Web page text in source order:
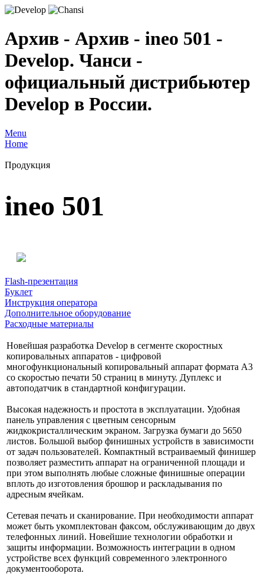
Архив - Архив - ineo 501 -
Develop. Чанси -
официальный дистрибьютер
Develop в России.
Menu
Home
Продукция
ineo 501
Flash-презентация
Буклет
Инструкция оператора
Дополнительное оборудование
Расходные материалы
Новейшая разработка Develop в сегменте скоростных
копировальных аппаратов - цифровой
многофункциональный копировальный аппарат формата A3
со скоростью печати 50 страниц в минуту. Дуплекс и
автоподатчик в стандартной конфигурации.
Высокая надежность и простота в эксплуатации. Удобная
панель управления с цветным сенсорным
жидкокристаллическим экраном. Загрузка бумаги до 5650
листов. Большой выбор финишных устройств в зависимости
от задач пользователей. Компактный встраиваемый финишер
позволяет разместить аппарат на ограниченной площади и
при этом выполнять любые сложные финишные операции
вплоть до изготовления брошюр и раскладывания по
адресным ячейкам.
Сетевая печать и сканирование. При необходимости аппарат
может быть укомплектован факсом, обслуживающим до двух
телефонных линий. Новейшие технологии обработки и
защиты информации. Возможность интеграции в одном
устройстве всех функций современного электронного
документооборота.